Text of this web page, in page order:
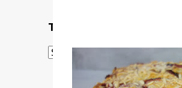
Translate
Translate